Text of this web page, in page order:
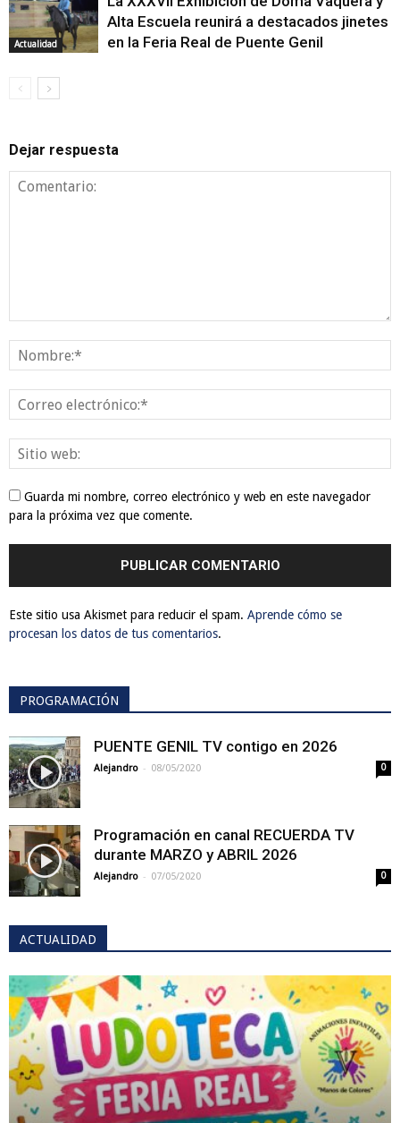
Actualidad
Alta Escuela reunirá a destacados jinetes
en la Feria Real de Puente Genil
Dejar respuesta
Guarda mi nombre, correo electrónico y web en este navegador
para la próxima vez que comente.
Este sitio usa Akismet para reducir el spam. Aprende cómo se
procesan los datos de tus comentarios.
PROGRAMACIÓN
PUENTE GENIL TV contigo en 2026
Alejandro - 08/05/2020 0
Programación en canal RECUERDA TV
durante MARZO y ABRIL 2026
Alejandro - 07/05/2020 0
ACTUALIDAD